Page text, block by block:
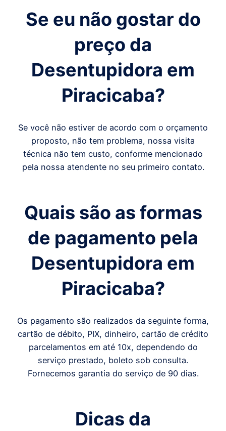
Se eu não gostar do
preço da
Desentupidora em
Piracicaba?
Se você não estiver de acordo com o orçamento
proposto, não tem problema, nossa visita
técnica não tem custo, conforme mencionado
pela nossa atendente no seu primeiro contato.
Quais são as formas
de pagamento pela
Desentupidora em
Piracicaba?
Os pagamento são realizados da seguinte forma,
cartão de débito, PIX, dinheiro, cartão de crédito
parcelamentos em até 10x, dependendo do
serviço prestado, boleto sob consulta.
Fornecemos garantia do serviço de 90 dias.
Dicas da